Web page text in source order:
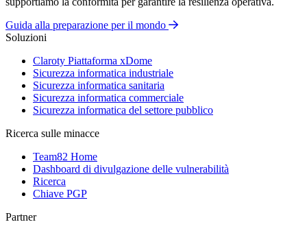
Guida alla preparazione per il mondo
Soluzioni
Claroty Piattaforma xDome
Sicurezza informatica industriale
Sicurezza informatica sanitaria
Sicurezza informatica commerciale
Sicurezza informatica del settore pubblico
Ricerca sulle minacce
Team82 Home
Dashboard di divulgazione delle vulnerabilità
Ricerca
Chiave PGP
Partner